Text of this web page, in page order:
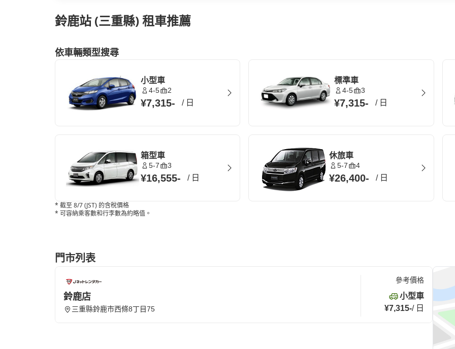
鈴鹿站 (三重縣) 租車推薦
依車輛類型搜尋
小型車
4-5 2
¥7,315- / 日
標準車
4-5 3
¥7,315- / 日
箱型車
5-7 3
¥16,555- / 日
休旅車
5-7 4
¥26,400- / 日
* 截至 8/7 (JST) 的含稅價格
* 可容納乘客數和行李數為約略值。
門市列表
鈴鹿店
三重縣鈴鹿市西條8丁目75
參考價格
小型車
¥7,315-/ 日